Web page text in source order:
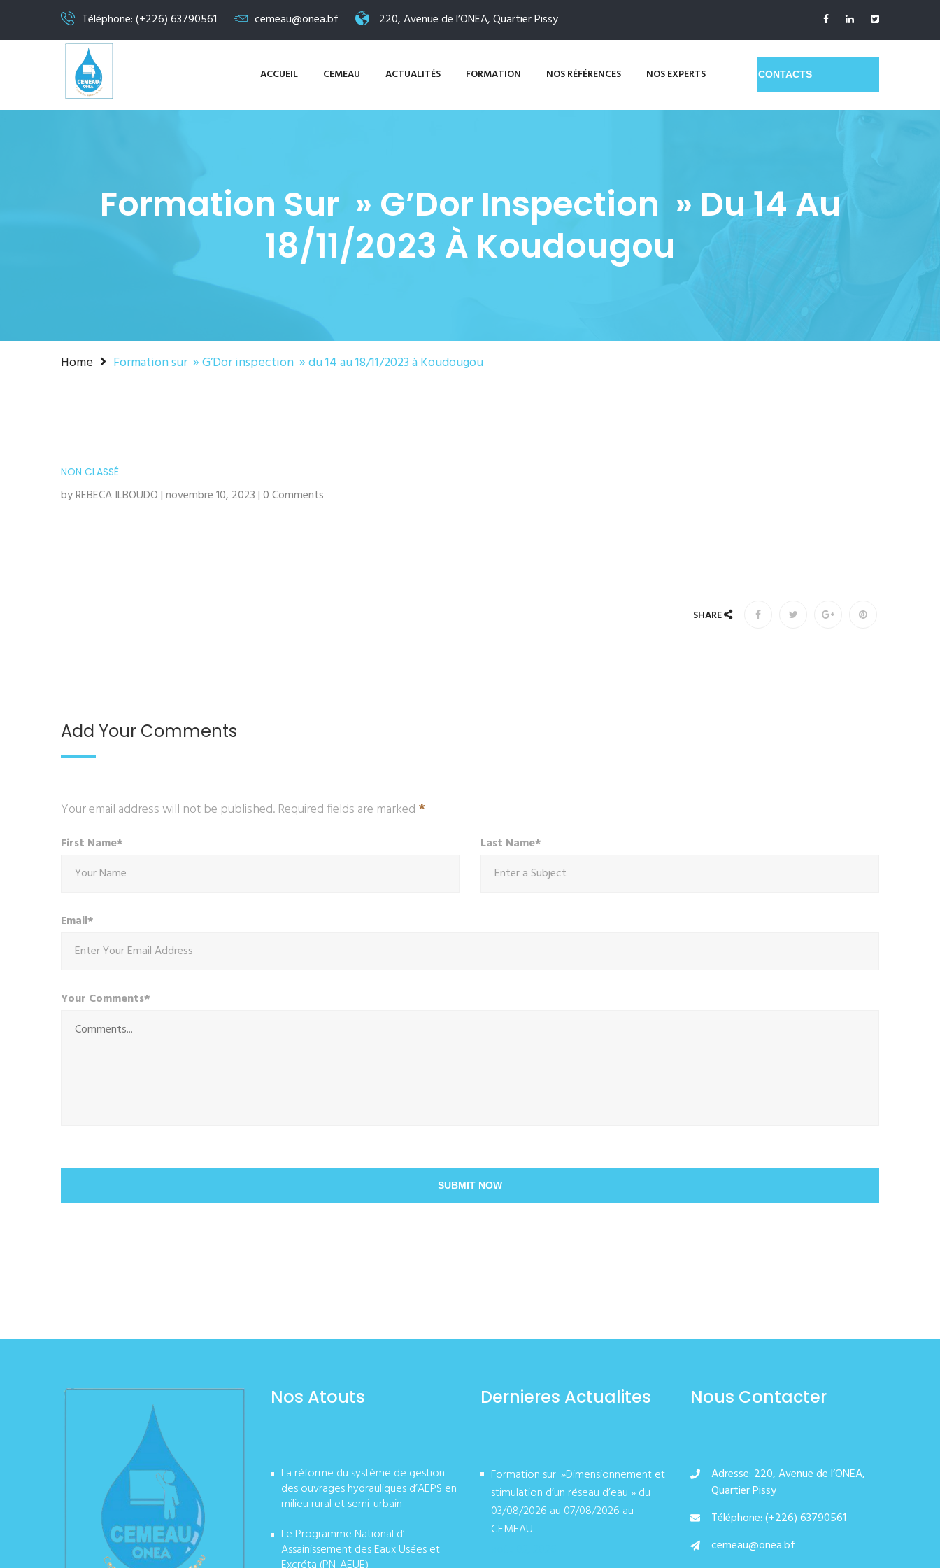
Téléphone: (+226) 63790561 cemeau@onea.bf 220, Avenue de l’ONEA, Quartier Pissy
ACCUEIL CEMEAU ACTUALITÉS FORMATION NOS RÉFÉRENCES NOS EXPERTS GET A QUOTE
Formation Sur » G’Dor Inspection » Du 14 Au
18/11/2023 À Koudougou
Home Formation sur » G’Dor inspection » du 14 au 18/11/2023 à Koudougou
NON CLASSÉ
by REBECA ILBOUDO | novembre 10, 2023 | 0 Comments
SHARE
Add Your Comments
Your email address will not be published. Required fields are marked *
First Name* Last Name*
Email*
Your Comments*
SUBMIT NOW
Nos Atouts
La réforme du système de gestion
des ouvrages hydrauliques d’AEPS en
milieu rural et semi-urbain
Le Programme National d’
Assainissement des Eaux Usées et
Dernieres Actualites
Formation sur: »Dimensionnement et
stimulation d’un réseau d’eau » du
03/08/2026 au 07/08/2026 au
CEMEAU.
Nous Contacter
Adresse: 220, Avenue de l’ONEA,
Quartier Pissy
Téléphone: (+226) 63790561
cemeau@onea.bf